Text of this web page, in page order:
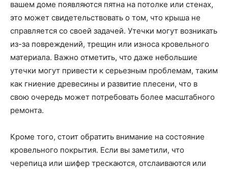
вашем доме появляются пятна на потолке или стенах,
это может свидетельствовать о том, что крыша не
справляется со своей задачей. Утечки могут возникать
из-за повреждений, трещин или износа кровельного
материала. Важно отметить, что даже небольшие
утечки могут привести к серьезным проблемам, таким
как гниение древесины и развитие плесени, что в
свою очередь может потребовать более масштабного
ремонта.
Кроме того, стоит обратить внимание на состояние
кровельного покрытия. Если вы заметили, что
черепица или шифер трескаются, отслаиваются или